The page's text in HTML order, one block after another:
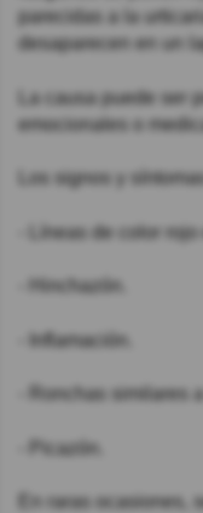
parecidas a la
desaparecen en un
La causa puede ser
emocionales o
Los signos y
- Líneas de color rojo
- Hinchazón.
- Inflamación.
- Ronchas similares
- Picazón.
En raras ocasiones,